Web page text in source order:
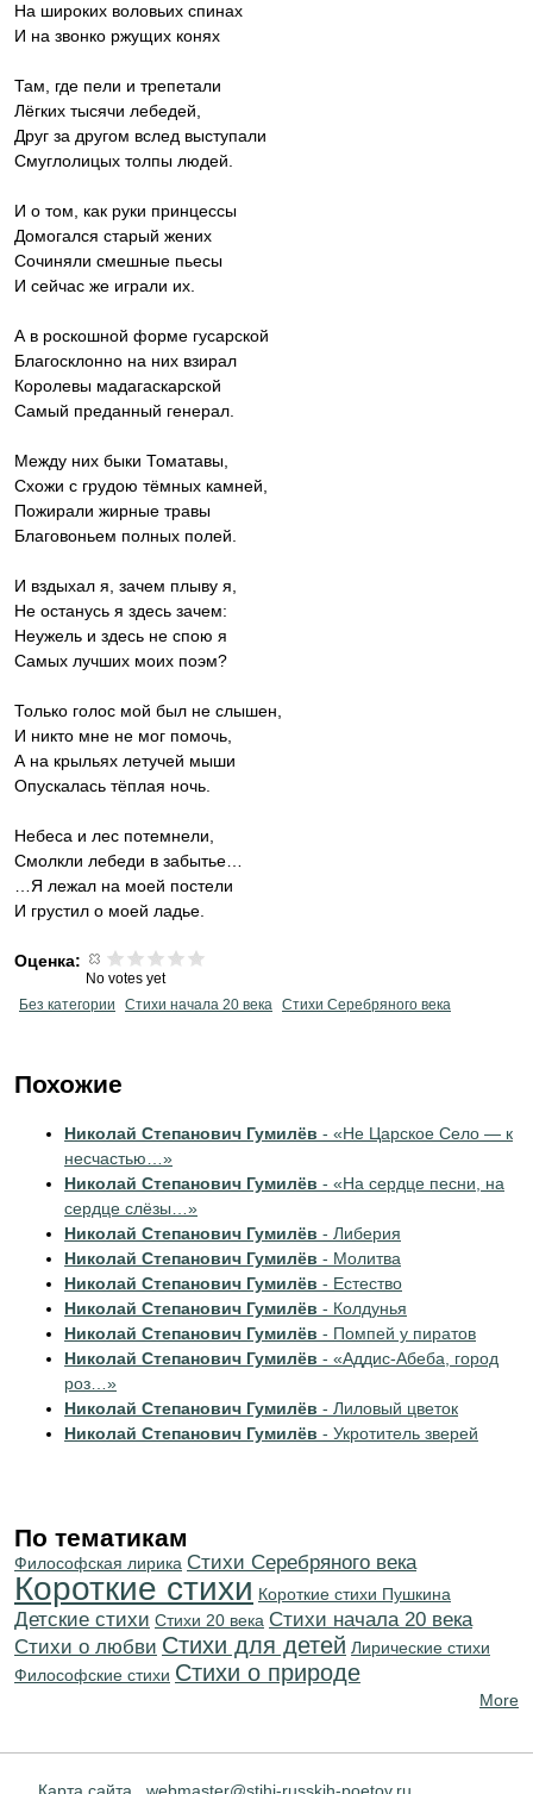
На широких воловьих спинах
И на звонко ржущих конях
Там, где пели и трепетали
Лёгких тысячи лебедей,
Друг за другом вслед выступали
Смуглолицых толпы людей.
И о том, как руки принцессы
Домогался старый жених
Сочиняли смешные пьесы
И сейчас же играли их.
А в роскошной форме гусарской
Благосклонно на них взирал
Королевы мадагаскарской
Самый преданный генерал.
Между них быки Томатавы,
Схожи с грудою тёмных камней,
Пожирали жирные травы
Благовоньем полных полей.
И вздыхал я, зачем плыву я,
Не останусь я здесь зачем:
Неужель и здесь не спою я
Самых лучших моих поэм?
Только голос мой был не слышен,
И никто мне не мог помочь,
А на крыльях летучей мыши
Опускалась тёплая ночь.
Небеса и лес потемнели,
Смолкли лебеди в забытье…
…Я лежал на моей постели
И грустил о моей ладье.
Оценка:
No votes yet
Без категории
Cтихи начала 20 века Cтихи Серебряного века
Похожие
Николай Степанович Гумилёв - «Не Царское Село — к
несчастью…»
Николай Степанович Гумилёв - «На сердце песни, на
сердце слёзы…»
Николай Степанович Гумилёв - Либерия
Николай Степанович Гумилёв - Молитва
Николай Степанович Гумилёв - Естество
Николай Степанович Гумилёв - Колдунья
Николай Степанович Гумилёв - Помпей у пиратов
Николай Степанович Гумилёв - «Аддис-Абеба, город
роз…»
Николай Степанович Гумилёв - Лиловый цветок
Николай Степанович Гумилёв - Укротитель зверей
По тематикам
Философская лирика Cтихи Серебряного века
Короткие стихи Короткие стихи Пушкина
Детские стихи Стихи 20 века Cтихи начала 20 века
Стихи о любви Стихи для детей Лирические стихи
Философские стихи Стихи о природе
More